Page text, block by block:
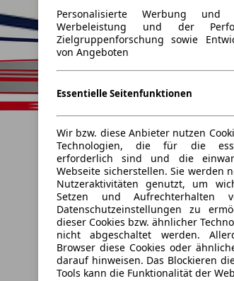
Personalisierte Werbung
Werbeleistung und der
Zielgruppenforschung sowie
von Angeboten
Essentielle Seitenfunktionen
Wir bzw. diese Anbieter nutzen
Technologien, die für die
erforderlich sind und die
Webseite sicherstellen. Sie werden
Nutzeraktivitäten genutzt, um
Setzen und Aufrechterhalten
Datenschutzeinstellungen zu
dieser Cookies bzw. ähnlicher
nicht abgeschaltet werden.
Browser diese Cookies oder
darauf hinweisen. Das Blockieren
Tools kann die Funktionalität der